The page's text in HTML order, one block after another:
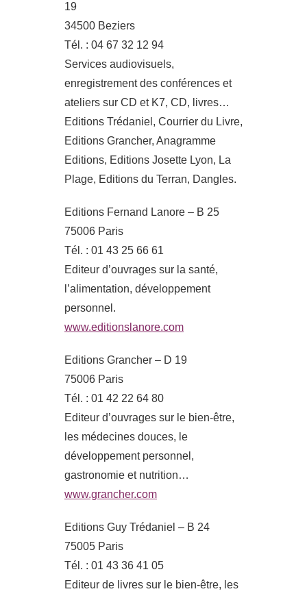
19
34500 Beziers
Tél. : 04 67 32 12 94
Services audiovisuels,
enregistrement des conférences et
ateliers sur CD et K7, CD, livres…
Editions Trédaniel, Courrier du Livre,
Editions Grancher, Anagramme
Editions, Editions Josette Lyon, La
Plage, Editions du Terran, Dangles.
Editions Fernand Lanore – B 25
75006 Paris
Tél. : 01 43 25 66 61
Editeur d’ouvrages sur la santé,
l’alimentation, développement
personnel.
www.editionslanore.com
Editions Grancher – D 19
75006 Paris
Tél. : 01 42 22 64 80
Editeur d’ouvrages sur le bien-être,
les médecines douces, le
développement personnel,
gastronomie et nutrition…
www.grancher.com
Editions Guy Trédaniel – B 24
75005 Paris
Tél. : 01 43 36 41 05
Editeur de livres sur le bien-être, les